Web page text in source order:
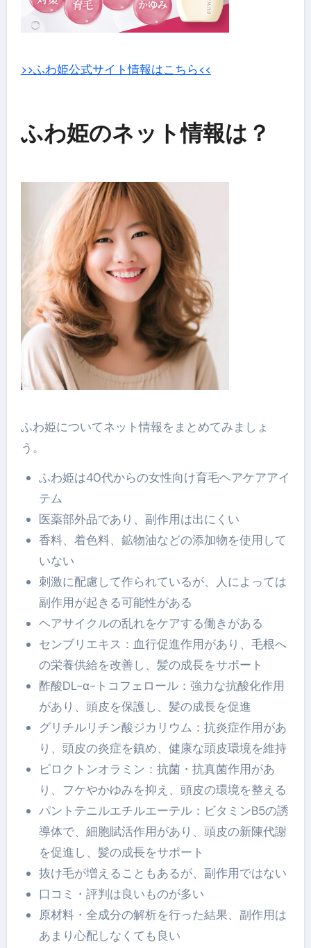
>>ふわ姫公式サイト情報はこちら<<
ふわ姫のネット情報は？
ふわ姫についてネット情報をまとめてみましょ
う。
ふわ姫は40代からの女性向け育毛ヘアケアアイ
テム
医薬部外品であり、副作用は出にくい
香料、着色料、鉱物油などの添加物を使用して
いない
刺激に配慮して作られているが、人によっては
副作用が起きる可能性がある
ヘアサイクルの乱れをケアする働きがある
センブリエキス：血行促進作用があり、毛根へ
の栄養供給を改善し、髪の成長をサポート
酢酸DL-α-トコフェロール：強力な抗酸化作用
があり、頭皮を保護し、髪の成長を促進
グリチルリチン酸ジカリウム：抗炎症作用があ
り、頭皮の炎症を鎮め、健康な頭皮環境を維持
ピロクトンオラミン：抗菌・抗真菌作用があ
り、フケやかゆみを抑え、頭皮の環境を整える
パントテニルエチルエーテル：ビタミンB5の誘
導体で、細胞賦活作用があり、頭皮の新陳代謝
を促進し、髪の成長をサポート
抜け毛が増えることもあるが、副作用ではない
口コミ・評判は良いものが多い
原材料・全成分の解析を行った結果、副作用は
あまり心配しなくても良い